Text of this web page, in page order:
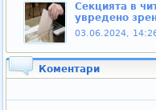
Секцията в
увредено
03.06.2024,
Коментари